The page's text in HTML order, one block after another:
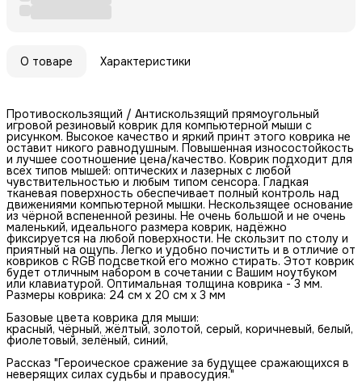
О товаре Характеристики
Противоскользящий / Антискользящий прямоугольный
игровой резиновый коврик для компьютерной мыши с
рисунком. Высокое качество и яркий принт этого коврика не
оставит никого равнодушным. Повышенная износостойкость
и лучшее соотношение цена/качество. Коврик подходит для
всех типов мышей: оптических и лазерных с любой
чувствительностью и любым типом сенсора. Гладкая
тканевая поверхность обеспечивает полный контроль над
движениями компьютерной мышки. Нескользящее основание
из чёрной вспененной резины. Не очень большой и не очень
маленький, идеального размера коврик, надёжно
фиксируется на любой поверхности. Не скользит по столу и
приятный на ощупь. Легко и удобно почистить и в отличие от
ковриков с RGB подсветкой его можно стирать. Этот коврик
будет отличным набором в сочетании с Вашим ноутбуком
или клавиатурой. Оптимальная толщина коврика - 3 мм.
Размеры коврика: 24 см x 20 см x 3 мм
Базовые цвета коврика для мыши:
красный, чёрный, жёлтый, золотой, серый, коричневый, белый,
фиолетовый, зелёный, синий,
Рассказ "Героическое сражение за будущее сражающихся в
неверящих силах судьбы и правосудия."